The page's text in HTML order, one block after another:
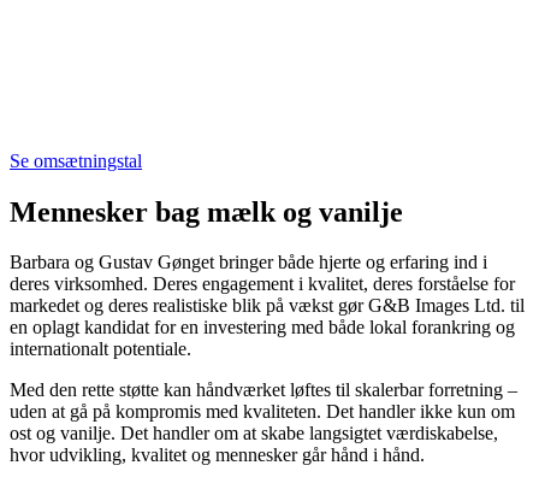
Se omsætningstal
Mennesker bag mælk og vanilje
Barbara og Gustav Gønget bringer både hjerte og erfaring ind i
deres virksomhed. Deres engagement i kvalitet, deres forståelse for
markedet og deres realistiske blik på vækst gør G&B Images Ltd. til
en oplagt kandidat for en investering med både lokal forankring og
internationalt potentiale.
Med den rette støtte kan håndværket løftes til skalerbar forretning –
uden at gå på kompromis med kvaliteten. Det handler ikke kun om
ost og vanilje. Det handler om at skabe langsigtet værdiskabelse,
hvor udvikling, kvalitet og mennesker går hånd i hånd.